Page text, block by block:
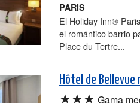
PARIS
El Holiday Inn®
el romántico barrio
Place du Tertre...
Hôtel de Bellevue
★★★ Gama